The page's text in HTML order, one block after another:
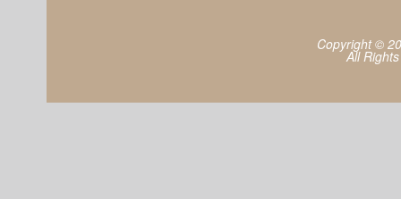
Copyright ©
All